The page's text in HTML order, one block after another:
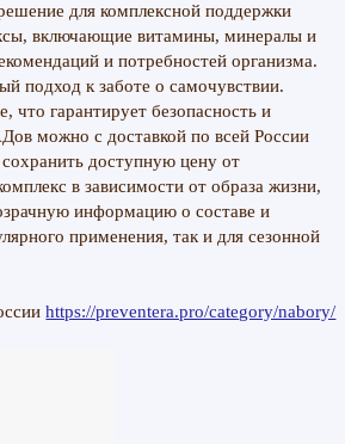
для комплексной поддержки
включающие витамины, минералы и
и потребностей организма.
подход к заботе о самочувствии.
что гарантирует безопасность и
можно с доставкой по всей России
доступную цену от
в зависимости от образа жизни,
информацию о составе и
применения, так и для сезонной
https://preventera.pro/category/nabory/